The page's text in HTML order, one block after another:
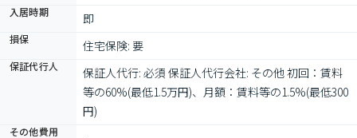
入居時期 即
損保 住宅保険: 要
保証代行人
保証人代行: 必須 保証人代行会社: その他 初回：賃料
等の60%(最低1.5万円)、月額：賃料等の1.5%(最低300
円)
その他費用